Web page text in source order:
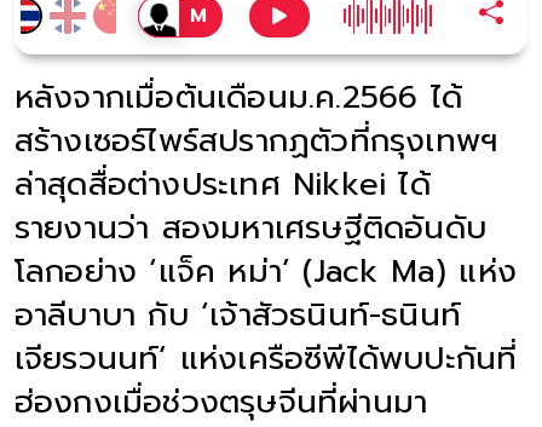
หลังจากเมื่อต้นเดือนม.ค.2566 ได้
สร้างเซอร์ไพร์สปรากฏตัวที่กรุงเทพฯ
ล่าสุดสื่อต่างประเทศ Nikkei ได้
รายงานว่า สองมหาเศรษฐีติดอันดับ
โลกอย่าง ‘แจ็ค หม่า’ (Jack Ma) แห่ง
อาลีบาบา กับ ‘เจ้าสัวธนินท์-ธนินท์
เจียรวนนท์’ แห่งเครือซีพีได้พบปะกันที่
ฮ่องกงเมื่อช่วงตรุษจีนที่ผ่านมา